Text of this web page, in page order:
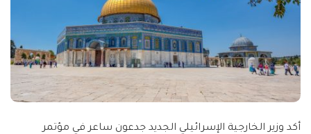
أكد وزير الخارجية الإسرائيلي الجديد جدعون ساعر في مؤتمر